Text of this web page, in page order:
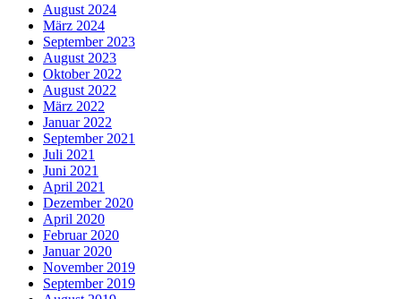
August 2024
März 2024
September 2023
August 2023
Oktober 2022
August 2022
März 2022
Januar 2022
September 2021
Juli 2021
Juni 2021
April 2021
Dezember 2020
April 2020
Februar 2020
Januar 2020
November 2019
September 2019